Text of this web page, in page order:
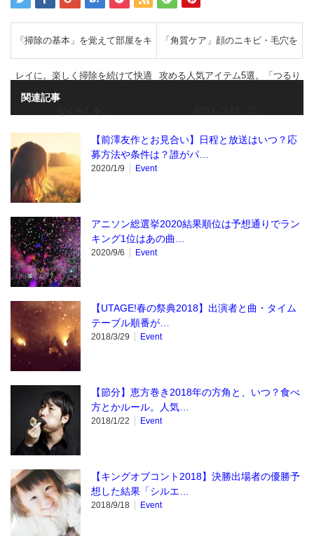
「掃除の基本」を覚えて部屋をキ
レイに。楽しく掃除を続けて快適
「角質ケア」顔のニキビ・毛穴を
攻める人気アイテム5選。「つるり
関連記事
【前澤友作とお見合い】日程と放送はいつ？応
募方法や条件は？誰がパ…
2020/1/9 Event
アニソン総選挙2020結果順位は予想通りでラン
キング1位はあの曲…
2020/9/6 Event
【UTAGE!春の祭典2018】出演者と曲・タイム
テーブル順番が…
2018/3/29 Event
【節分】恵方巻き2018年の方角と、いつ？食べ
方とかルール。人気…
2018/1/22 Event
【キングオブコント2018】決勝出場者の優勝予
想した結果「シルエ…
2018/9/18 Event